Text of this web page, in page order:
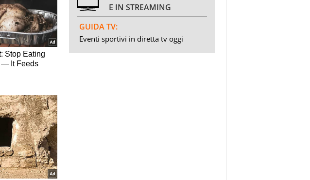
E IN STREAMING
GUIDA TV:
Eventi sportivi in diretta tv oggi